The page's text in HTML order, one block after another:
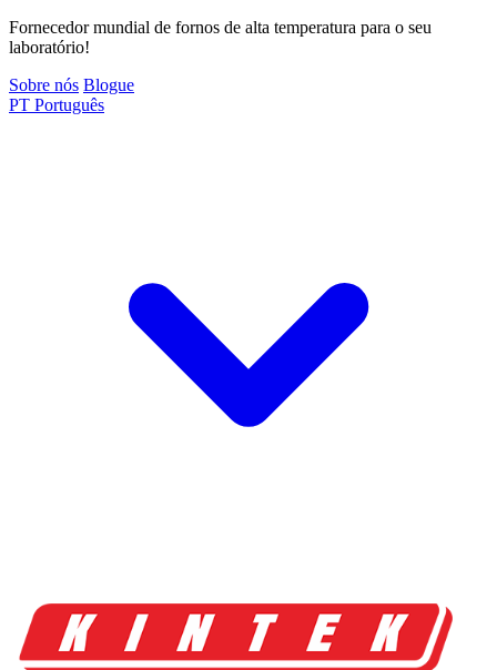
Fornecedor mundial de fornos de alta temperatura para o seu
laboratório!
Sobre nós Blogue
PT Português